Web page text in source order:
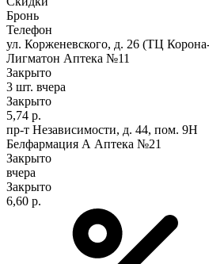
Бронь
Телефон
ул. Корженевского, д. 26 (ТЦ
Лигматон Аптека №11
Закрыто
3 шт. вчера
Закрыто
5,74 р.
пр-т Независимости, д. 44, пом. 9Н
Белфармация А Аптека №21
Закрыто
вчера
Закрыто
6,60 р.